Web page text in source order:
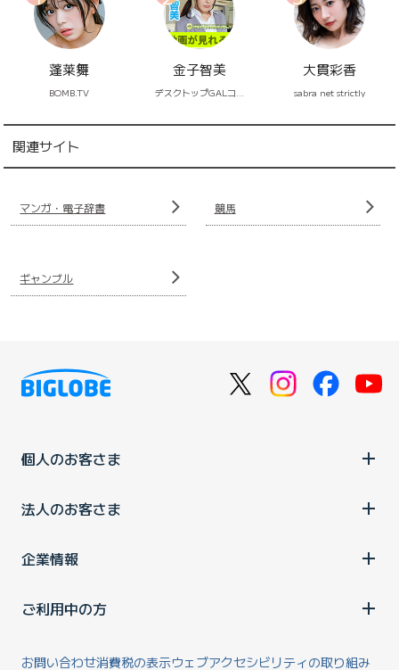
蓬莱舞
BOMB.TV
金子智美 大貫彩香
sabra net strictly
関連サイト
マンガ・電子辞書 競馬
ギャンブル
個人のお客さま
法人のお客さま
企業情報
ご利用中の方
お問い合わせ消費税の表示ウェブアクセシビリティの取り組み